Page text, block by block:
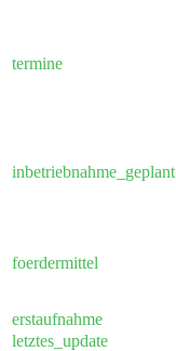
termine
inbetriebnahme_geplant
foerdermittel
erstaufnahme
letztes_update